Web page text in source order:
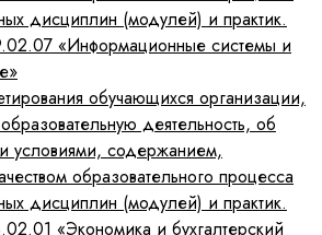
дисциплин (модулей) и практик.
«Информационные системы и
обучающихся организации,
деятельность, об
условиями, содержанием,
образовательного процесса
дисциплин (модулей) и практик.
«Экономика и бухгалтерский